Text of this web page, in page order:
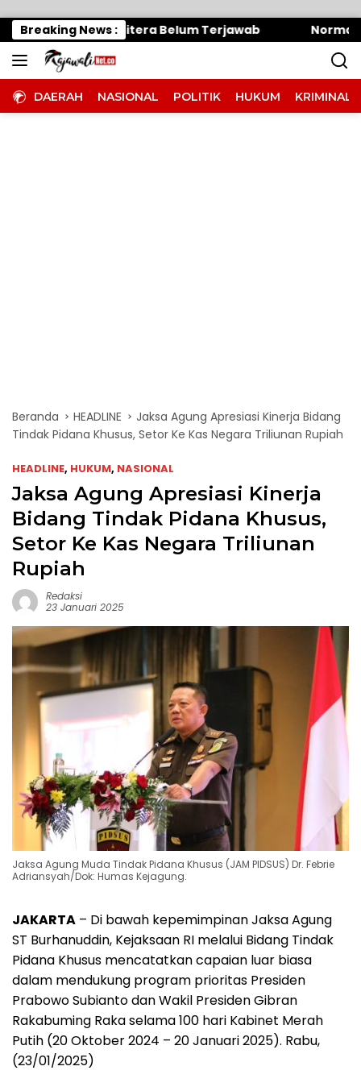
Breaking News :
Oknum Panitera Belum Terjawab Normalisasi
DAERAH NASIONAL POLITIK HUKUM KRIMINAL
Beranda HEADLINE
Jaksa Agung Apresiasi Kinerja Bidang
Tindak Pidana Khusus, Setor Ke Kas Negara Triliunan Rupiah
HEADLINE, HUKUM, NASIONAL
Jaksa Agung Apresiasi Kinerja
Bidang Tindak Pidana Khusus,
Setor Ke Kas Negara Triliunan
Rupiah
Redaksi
23 Januari 2025
Jaksa Agung Muda Tindak Pidana Khusus (JAM PIDSUS) Dr. Febrie
Adriansyah/Dok: Humas Kejagung.
JAKARTA – Di bawah kepemimpinan Jaksa Agung
ST Burhanuddin, Kejaksaan RI melalui Bidang Tindak
Pidana Khusus mencatatkan capaian luar biasa
dalam mendukung program prioritas Presiden
Prabowo Subianto dan Wakil Presiden Gibran
Rakabuming Raka selama 100 hari Kabinet Merah
Putih (20 Oktober 2024 – 20 Januari 2025). Rabu,
(23/01/2025)